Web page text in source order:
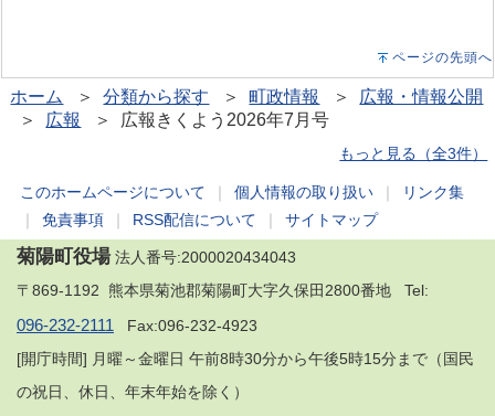
ページの先頭へ
ホーム ＞分類から探す ＞町政情報 ＞ 広報・情報公開
＞ 広報 ＞ 広報きくよう2026年7月号
もっと見る（全3件）
このホームページについて 個人情報の取り扱い
リンク集
免責事項 RSS配信について サイトマップ
菊陽町役場法人番号:2000020434043
〒869-1192 熊本県菊池郡菊陽町大字久保田2800番地 Tel:
096-232-2111 Fax:096-232-4923
[開庁時間] 月曜～金曜日 午前8時30分から午後5時15分まで（国民
の祝日、休日、年末年始を除く）